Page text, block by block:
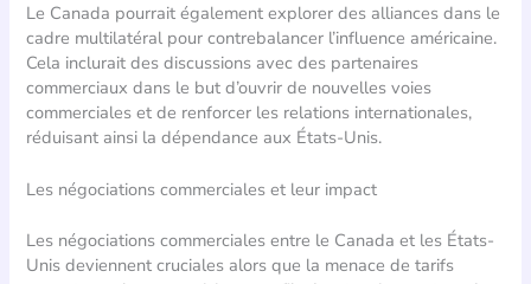
Le Canada pourrait également explorer des alliances dans le
cadre multilatéral pour contrebalancer l’influence américaine.
Cela inclurait des discussions avec des partenaires
commerciaux dans le but d’ouvrir de nouvelles voies
commerciales et de renforcer les relations internationales,
réduisant ainsi la dépendance aux États-Unis.
Les négociations commerciales et leur impact
Les négociations commerciales entre le Canada et les États-
Unis deviennent cruciales alors que la menace de tarifs